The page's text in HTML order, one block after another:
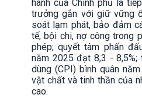
hành của Chính phủ là
trưởng gắn với giữ vững
soát lạm phát, bảo đảm
tế, bội chi, nợ công trong
phép; quyết tâm phấn
năm 2025 đạt 8,3 -
dùng (CPI) bình quân
vật chất và tinh thần của
cao.